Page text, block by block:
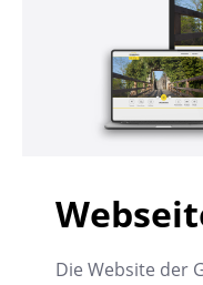
Die Website der